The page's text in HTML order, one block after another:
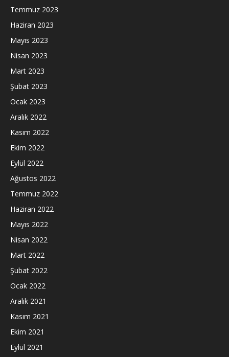
Temmuz 2023
Haziran 2023
Mayıs 2023
Nisan 2023
Mart 2023
Şubat 2023
Ocak 2023
Aralık 2022
Kasım 2022
Ekim 2022
Eylül 2022
Ağustos 2022
Temmuz 2022
Haziran 2022
Mayıs 2022
Nisan 2022
Mart 2022
Şubat 2022
Ocak 2022
Aralık 2021
Kasım 2021
Ekim 2021
Eylül 2021